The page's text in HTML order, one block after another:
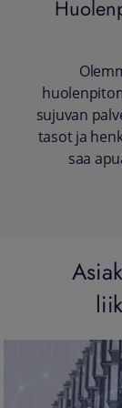
sujuvan
tasot ja
saa